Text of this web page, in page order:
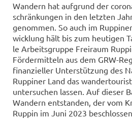
Wan­dern hat auf­grund der
schrän­kun­gen in den letz­ten
ge­nom­men. So auch im
wick­lung hält bis zum heu­ti­gen
le Ar­beits­grup­pe Frei­raum
För­der­mit­teln aus dem GRW-​
fi­nan­zi­el­ler Un­ter­stüt­zung des
Ruppiner Land das
un­ter­su­chen las­sen. Auf die­ser
Wan­dern ent­stan­den, der vom
Ruppin im Juni 2023